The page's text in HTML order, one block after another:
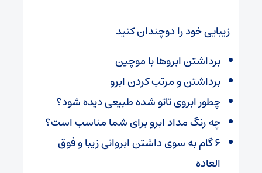
زیبایی خود را دوچندان کنید
برداشتن ابروها با موچین
برداشتن و مرتب کردن ابرو
چطور ابروی تاتو شده طبیعی دیده شود؟
چه رنگ مداد ابرو برای شما مناسب است؟
۶ گام به سوی داشتن ابروانی زیبا و فوق
العاده